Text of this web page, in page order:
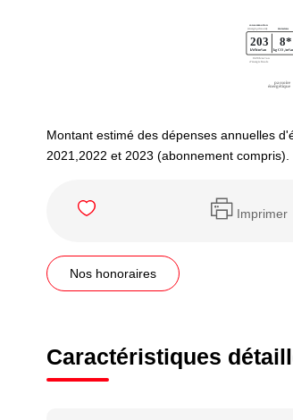
Montant estimé des dépenses annuelles
2021,2022 et 2023 (abonnement compris).
Imprimer
Nos honoraires
Caractéristiques